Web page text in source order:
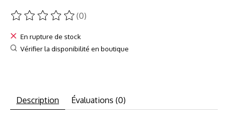
Ce produit est évalué à
(0)
En rupture de stock
Vérifier la disponibilité en boutique
Description Évaluations (0)